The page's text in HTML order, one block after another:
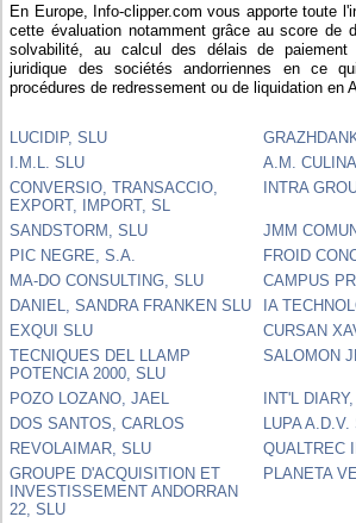
En Europe, Info-clipper.com vous apporte toute
cette évaluation notamment grâce au score de
solvabilité, au calcul des délais de
juridique des sociétés andorriennes en ce
procédures de redressement ou de liquidation en
LUCIDIP, SLU
I.M.L. SLU
A.M.
CONVERSIO, TRANSACCIO,
EXPORT, IMPORT, SL
INTRA
SANDSTORM, SLU
JMM
PIC NEGRE, S.A.
FROID
MA-DO CONSULTING, SLU
CAMPUS
DANIEL, SANDRA FRANKEN SLU
IA
EXQUI SLU
CURSAN
TECNIQUES DEL LLAMP
POTENCIA 2000, SLU
SALOMON
POZO LOZANO, JAEL
INT'L DIARY,
DOS SANTOS, CARLOS
LUPA A.D.V.
REVOLAIMAR, SLU
QUALTREC
GROUPE D'ACQUISITION ET
INVESTISSEMENT ANDORRAN
22, SLU
PLANETA